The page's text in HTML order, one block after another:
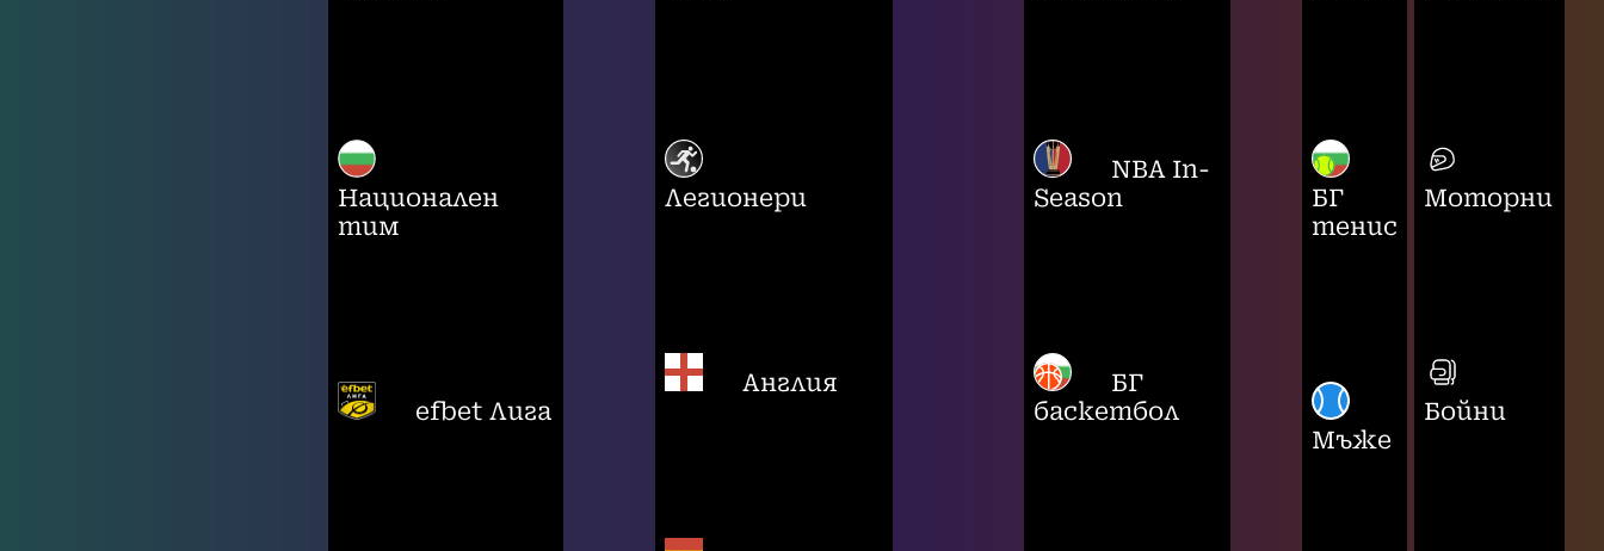
Национален
тим
efbet Лига
Легионери
Англия
NBA In-
Season
БГ
баскетбол
БГ
тенис
Мъже
Моторни
Бойни